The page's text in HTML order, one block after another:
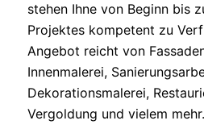
stehen Ihne von Beginn bis
Projektes kompetent zu
Angebot reicht von
Innenmalerei,
Dekorationsmalerei,
Vergoldung und vielem mehr.